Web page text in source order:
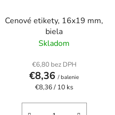
Cenové etikety, 16x19 mm,
biela
Skladom
€6,80 bez DPH
€8,36/ balenie
Jednotková
€8,36 / 10 ks